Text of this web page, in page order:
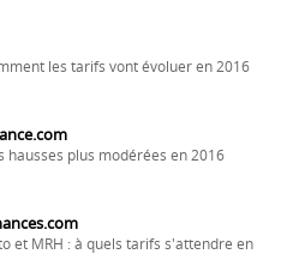
les tarifs vont évoluer en 2016
hausses plus modérées en 2016
et MRH : à quels tarifs s'attendre en